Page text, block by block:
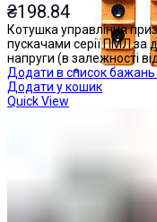
₴198.84
Котушка управління
пускачами серії ПМЛ за
напруги (в залежності
Додати в список бажань
Додати у кошик
Quick View